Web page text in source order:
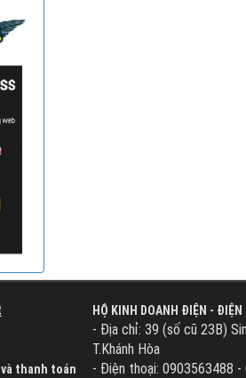
thanh toán
HỘ KINH DOANH ĐIỆN - ĐIỆN
- Địa chỉ: 39 (số cũ 23B)
T.Khánh Hòa
- Điện thoại: 0903563488